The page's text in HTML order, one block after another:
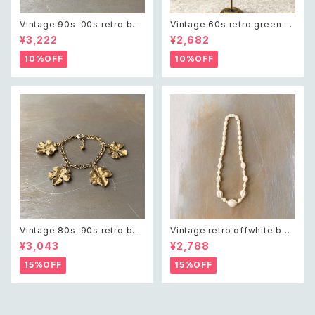
Vintage 90s-00s retro bot
anical crystal bijou×pearl
bracelet レトロ ヴィンテージ
アクセサリー ボタニカル クリス
タル ビジュー×パール ブレスレ
ット
¥3,222
10%OFF
Vintage 60s retro green bi
jou earring レトロ ヴィンテー
ジ アクセサリー グリーン ビジュ
ー イヤリング
¥2,682
10%OFF
Vintage 80s-90s retro bot
anical leaf charm bracelet
レトロ ヴィンテージ アクセサリ
ー ゴールド ボタニカル リーフ
チャーム ブレスレット
¥3,043
15%OFF
Vintage retro offwhite bea
ds necklace レトロ ヴィンテ
ージ アクセサリー オフホワイト
ビーズ ネックレス
¥2,788
15%OFF